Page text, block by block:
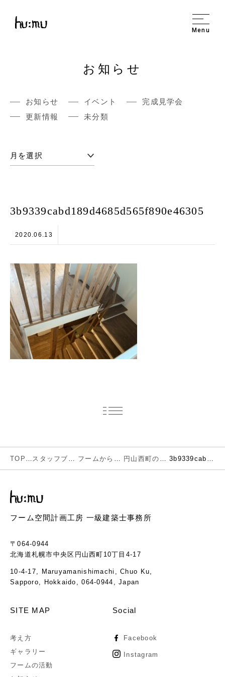
Menu
お知らせ
お知らせ イベント
完成見学会
更新情報
未分類
3b9339cabd189d4685d565f890e46305
2020.06.13
フーム空間計画工房 一級建築士事務所
〒064-0944
北海道札幌市中央区円山西町10丁目4-17
10-4-17, Maruyamanishimachi, Chuo Ku,
Sapporo, Hokkaido, 064-0944, Japan
SITE MAP
考え方
ギャラリー
フームの活動
Social
Facebook
Instagram